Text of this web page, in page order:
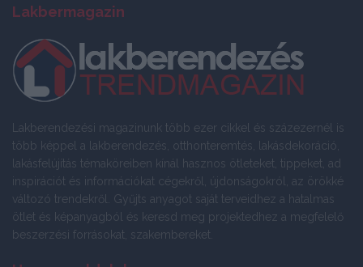
Lakbermagazin
Lakberendezési magazinunk több ezer cikkel és százezernél is
több képpel a lakberendezés, otthonteremtés, lakásdekoráció,
lakásfelújítás témaköreiben kínál hasznos ötleteket, tippeket, ad
inspirációt és információkat cégekről, újdonságokról, az örökké
változó trendekről. Gyűjts anyagot saját terveidhez a hatalmas
ötlet és képanyagból és keresd meg projektedhez a megfelelő
beszerzési forrásokat, szakembereket.